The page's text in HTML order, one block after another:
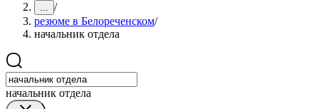
... /
резюме в Белореченском/
начальник отдела
начальник отдела